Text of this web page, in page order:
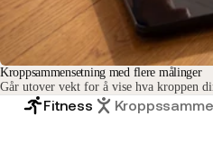
Kroppsammensetning med flere målinger
Går utover vekt for å vise hva kroppen
Fitness